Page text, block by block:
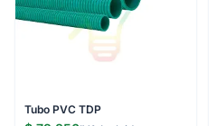
Tubo PVC TDP